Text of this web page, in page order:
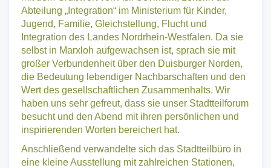
Abteilung „Integration“ im Ministerium für Kinder,
Jugend, Familie, Gleichstellung, Flucht und
Integration des Landes Nordrhein-Westfalen. Da sie
selbst in Marxloh aufgewachsen ist, sprach sie mit
großer Verbundenheit über den Duisburger Norden,
die Bedeutung lebendiger Nachbarschaften und den
Wert des gesellschaftlichen Zusammenhalts. Wir
haben uns sehr gefreut, dass sie unser Stadtteilforum
besucht und den Abend mit ihren persönlichen und
inspirierenden Worten bereichert hat.
Anschließend verwandelte sich das Stadtteilbüro in
eine kleine Ausstellung mit zahlreichen Stationen,